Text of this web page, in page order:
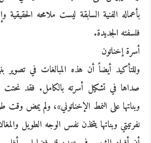
بأعماله الفنية السابقة ليست ملامحه
فلسفته الجديدة.
أسرة إخناتون
وللتأكيد أيضاً أن هذه المبالغات في تصوير
صداها في تشكيل أسرته بالكامل. فقد نحتت
وبناتها على النمط الإخناتوني»، ولم يمض
نفرتيتي وبناتها يتخذن نفس الوجه الطويل